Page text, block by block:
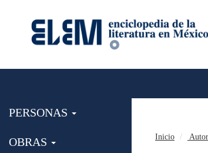
PERSONAS
OBRAS Inicio